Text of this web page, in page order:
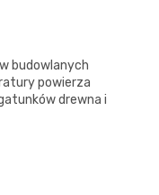
budowlanych
powierza
drewna i